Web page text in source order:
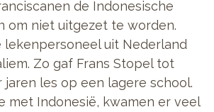
de Indonesische
om niet uitgezet te worden.
lekenpersoneel uit Nederland
Zo gaf Frans Stopel tot
les op een lagere school.
met Indonesië, kwamen er veel